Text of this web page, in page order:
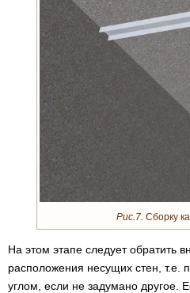
Рис.7. Сборку
На этом этапе следует обратить
расположения несущих стен, т.е.
углом, если не задумано другое.